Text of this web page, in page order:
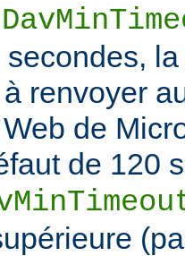
secondes,
renvoyer
de
de 120